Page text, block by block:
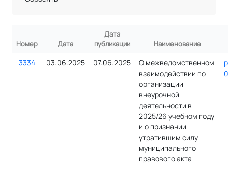
Номер Дата
Дата
публикации
Наименование
3334 03.06.2025 07.06.2025
О межведомственном
взаимодействии по
организации
внеурочной
деятельности в
2025/26 учебном году
и о признании
утратившим силу
муниципального
правового акта